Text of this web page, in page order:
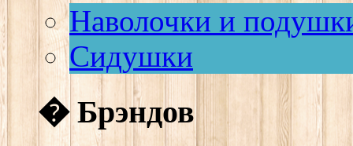
Наволочки и
Сидушки
� Брэндов